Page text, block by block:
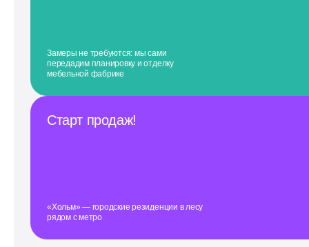
Замеры не требуются: мы сами
передадим планировку и отделку
мебельной фабрике
Старт продаж!
«Хольм» — городские резиденции в лесу
рядом с метро